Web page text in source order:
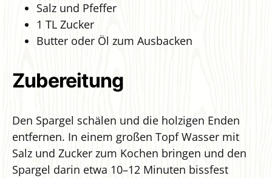
Salz und Pfeffer
1 TL Zucker
Butter oder Öl zum Ausbacken
Zubereitung
Den Spargel schälen und die holzigen Enden
entfernen. In einem großen Topf Wasser mit
Salz und Zucker zum Kochen bringen und den
Spargel darin etwa 10–12 Minuten bissfest